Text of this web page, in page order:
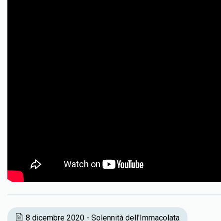
8 dicembre 2020 - Solennità dell'Immacolata